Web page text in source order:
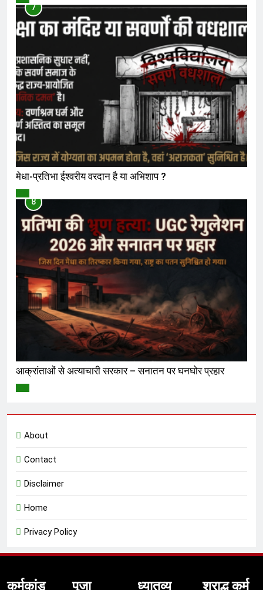
7
मेधा-प्रतिभा ईश्वरीय वरदान है या अभिशाप ?
8
आक्रांताओं से अत्याचारी सरकार – सनातन पर घनघोर प्रहार
About
Contact
Disclaimer
Home
Privacy Policy
कर्मकांड पूजा ध्यातव्य श्राद्ध कर्म